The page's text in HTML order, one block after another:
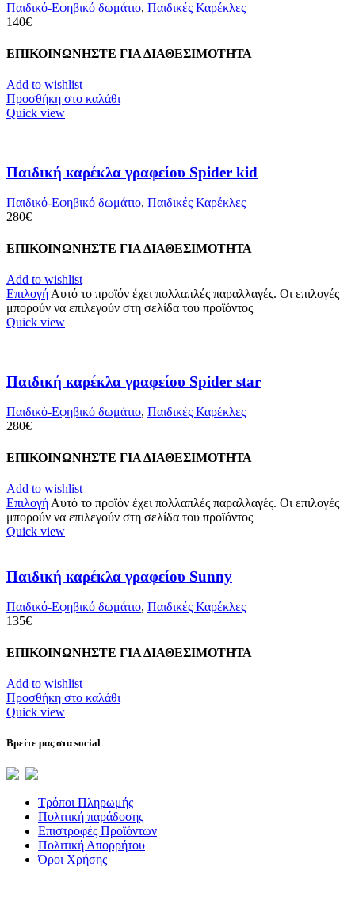
Παιδικό-Εφηβικό δωμάτιο, Παιδικές Καρέκλες
140€
ΕΠΙΚΟΙΝΩΝΗΣΤΕ ΓΙΑ ΔΙΑΘΕΣΙΜΟΤΗΤΑ
Add to wishlist
Προσθήκη στο καλάθι
Quick view
Παιδική καρέκλα γραφείου Spider kid
Παιδικό-Εφηβικό δωμάτιο, Παιδικές Καρέκλες
280€
ΕΠΙΚΟΙΝΩΝΗΣΤΕ ΓΙΑ ΔΙΑΘΕΣΙΜΟΤΗΤΑ
Add to wishlist
Επιλογή Αυτό το προϊόν έχει πολλαπλές παραλλαγές. Οι επιλογές
μπορούν να επιλεγούν στη σελίδα του προϊόντος
Quick view
Παιδική καρέκλα γραφείου Spider star
Παιδικό-Εφηβικό δωμάτιο, Παιδικές Καρέκλες
280€
ΕΠΙΚΟΙΝΩΝΗΣΤΕ ΓΙΑ ΔΙΑΘΕΣΙΜΟΤΗΤΑ
Add to wishlist
Επιλογή Αυτό το προϊόν έχει πολλαπλές παραλλαγές. Οι επιλογές
μπορούν να επιλεγούν στη σελίδα του προϊόντος
Quick view
Παιδική καρέκλα γραφείου Sunny
Παιδικό-Εφηβικό δωμάτιο, Παιδικές Καρέκλες
135€
ΕΠΙΚΟΙΝΩΝΗΣΤΕ ΓΙΑ ΔΙΑΘΕΣΙΜΟΤΗΤΑ
Add to wishlist
Προσθήκη στο καλάθι
Quick view
Βρείτε μας στα social
Τρόποι Πληρωμής
Πολιτική παράδοσης
Επιστροφές Προϊόντων
Πολιτική Απορρήτου
Όροι Χρήσης